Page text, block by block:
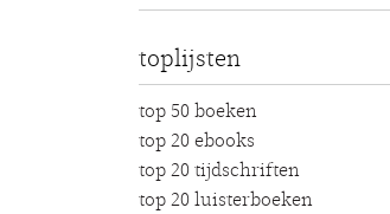
toplijsten
top 50 boeken
top 20 ebooks
top 20 tijdschriften
top 20 luisterboeken